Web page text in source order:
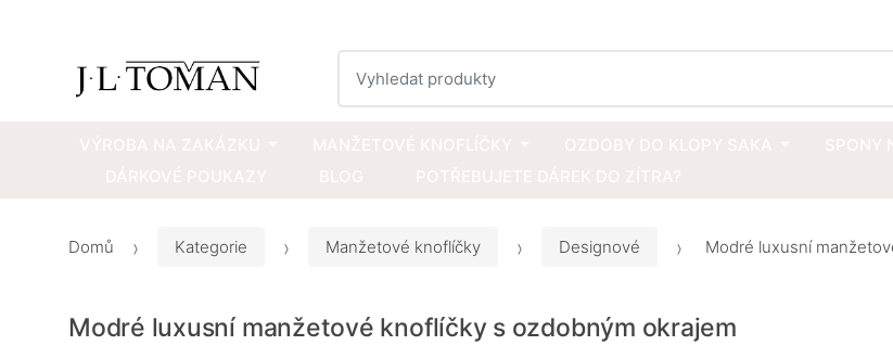
Domů Kategorie Manžetové knoflíčky Designové Modré luxusní
Modré luxusní manžetové knoflíčky s ozdobným okrajem